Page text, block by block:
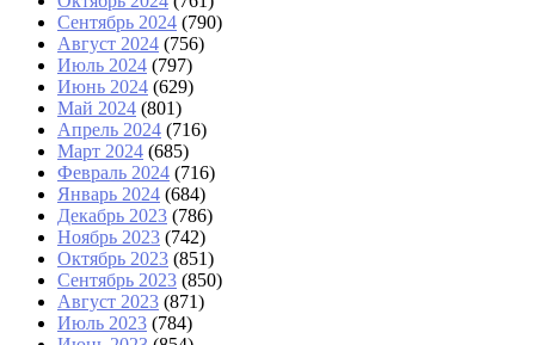
Сентябрь 2024 (790)
Август 2024 (756)
Июль 2024 (797)
Июнь 2024 (629)
Май 2024 (801)
Апрель 2024 (716)
Март 2024 (685)
Февраль 2024 (716)
Январь 2024 (684)
Декабрь 2023 (786)
Ноябрь 2023 (742)
Октябрь 2023 (851)
Сентябрь 2023 (850)
Август 2023 (871)
Июль 2023 (784)